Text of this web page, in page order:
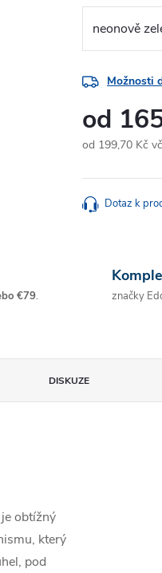
Možnosti
od
od 199,70 Kč
cena:
Dotaz k
€79. značky
DISKUZE
obtížný
který
pod